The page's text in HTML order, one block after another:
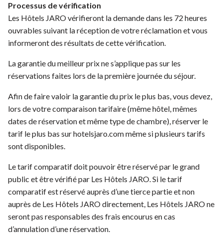
Processus de vérification
Les Hôtels JARO vérifieront la demande dans les 72 heures
ouvrables suivant la réception de votre réclamation et vous
informeront des résultats de cette vérification.
La garantie du meilleur prix ne s’applique pas sur les
réservations faites lors de la première journée du séjour.
Afin de faire valoir la garantie du prix le plus bas, vous devez,
lors de votre comparaison tarifaire (même hôtel, mêmes
dates de réservation et même type de chambre), réserver le
tarif le plus bas sur hotelsjaro.com même si plusieurs tarifs
sont disponibles.
Le tarif comparatif doit pouvoir être réservé par le grand
public et être vérifié par Les Hôtels JARO. Si le tarif
comparatif est réservé auprès d’une tierce partie et non
auprès de Les Hôtels JARO directement, Les Hôtels JARO ne
seront pas responsables des frais encourus en cas
d’annulation d’une réservation.